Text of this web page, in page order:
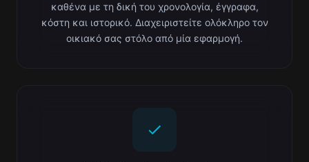
καθένα με τη δική του χρονολογία, έγγραφα,
κόστη και ιστορικό. Διαχειριστείτε ολόκληρο τον
οικιακό σας στόλο από μία εφαρμογή.